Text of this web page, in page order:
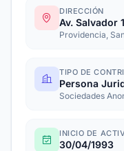
DIRECCIÓN
Av. Salvador
Providencia,
TIPO DE
Persona
Sociedades
INICIO DE
30/04/1993